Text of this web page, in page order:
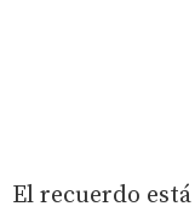
El recuerdo